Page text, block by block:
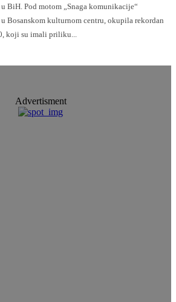
BiH. Pod motom „Snaga komunikacije“
Bosanskom kulturnom centru, okupila rekordan
koji su imali priliku...
Advertisment